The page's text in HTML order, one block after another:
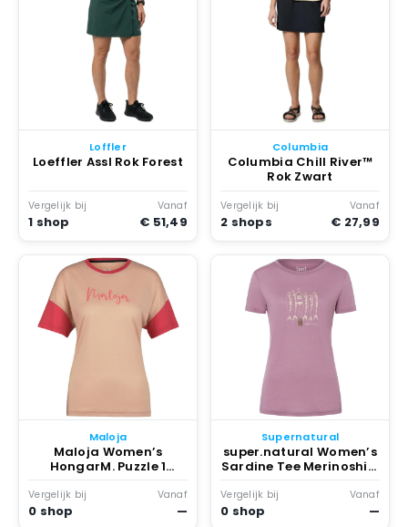
Loffler
Loeffler Assl Rok Forest
Vergelijk bij
1 shop
Vanaf
€ 51,49
Columbia
Columbia Chill River™
Rok Zwart
Vergelijk bij
2 shops
Vanaf
€ 27,99
Maloja
Maloja Women’s
HongarM. Puzzle 1
Merinoshirt bloom
Overige kleuren
Vergelijk bij
0 shop
Vanaf
—
Supernatural
super.natural Women’s
Sardine Tee Merinoshirt
Orchid / Copper
Vergelijk bij
0 shop
Vanaf
—